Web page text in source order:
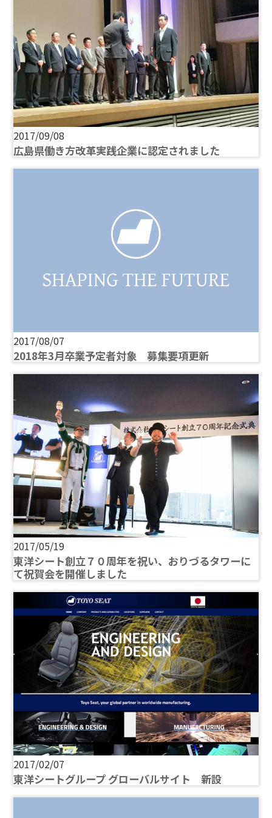
2017/09/08
広島県働き方改革実践企業に認定されました
2017/08/07
2018年3月卒業予定者対象 募集要項更新
2017/05/19
東洋シート創立７０周年を祝い、おりづるタワーに
て祝賀会を開催しました
2017/02/07
東洋シートグループ グローバルサイト 新設